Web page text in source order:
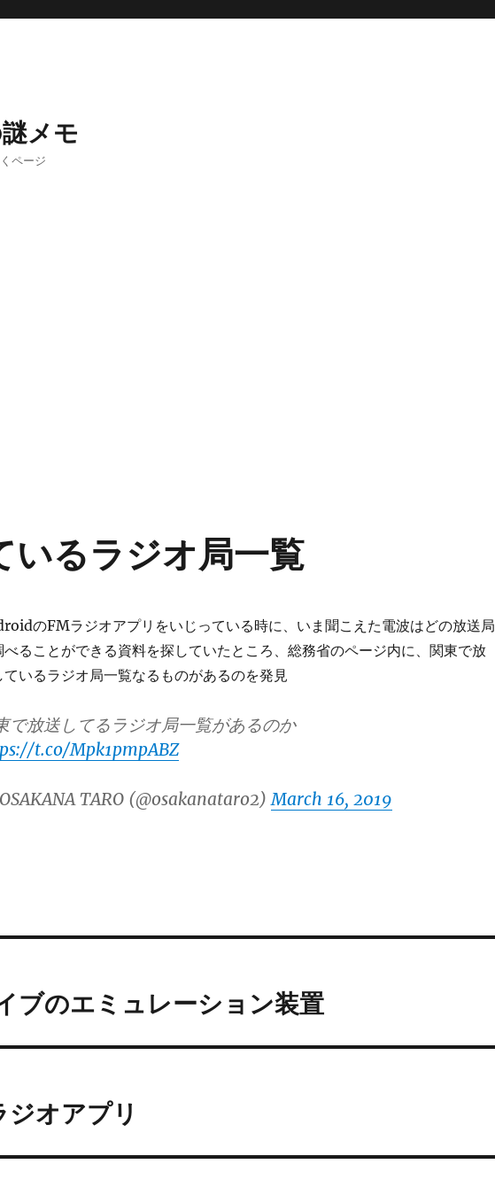
メモ
ページ
いるラジオ局一覧
のFMラジオアプリをいじっている時に、いま聞こえた電波はどの放送局
べることができる資料を探していたところ、総務省のページ内に、関東で放
ているラジオ局一覧なるものがあるのを発見
で放送してるラジオ局一覧があるのか
t.co/Mpk1pmpABZ
TARO (@osakanataro2)March 16, 2019
ブのエミュレーション装置
オアプリ